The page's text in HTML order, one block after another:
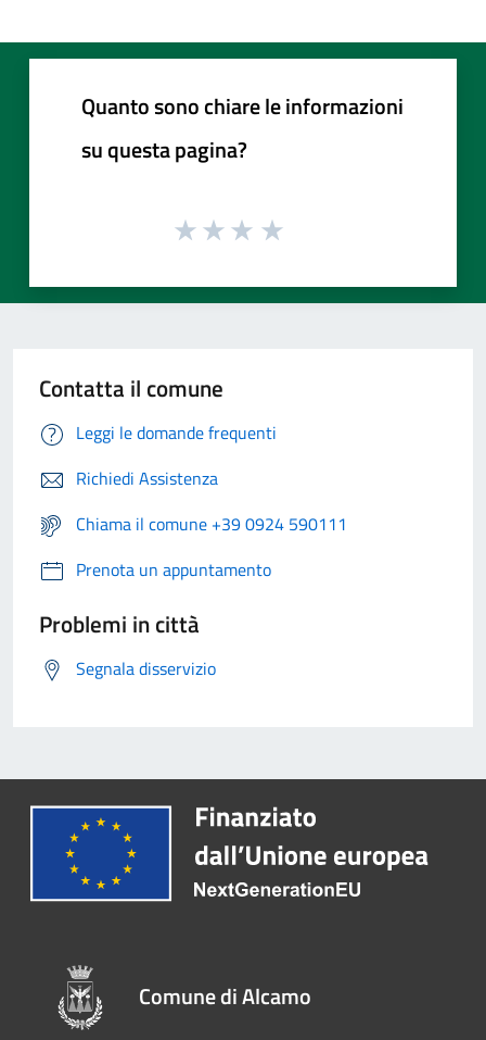
Quanto sono chiare le informazioni
su questa pagina?
Contatta il comune
Leggi le domande frequenti
Richiedi Assistenza
Chiama il comune +39 0924 590111
Prenota un appuntamento
Problemi in città
Segnala disservizio
Comune di Alcamo